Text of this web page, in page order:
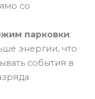
со
парковки:
энергии, что
события в